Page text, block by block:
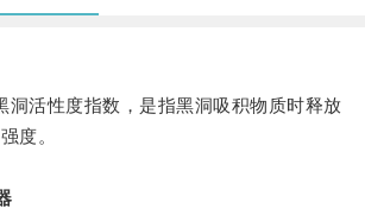
活性度指数，是指黑洞吸积物质时释放
度。